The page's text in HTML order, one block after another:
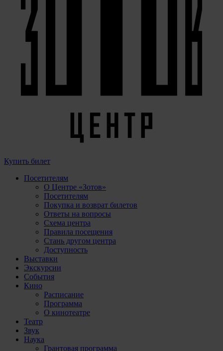
Купить билет
Посетителям
О Центре «Зотов»
Посетителям
Покупка и возврат билетов
Ответы на вопросы
Схема центра
Правила посещения
Стань другом центра
Доступность
Выставки
Экскурсии
События
Кино
Расписание
Программа
О кинотеатре
Театр
Звук
Наука
Грантовая программа